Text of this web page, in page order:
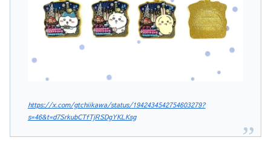
https://x.com/gtchiikawa/status/1942434542754603279?
s=46&t=d7SrkubCTfTjRSDgYKLKsg